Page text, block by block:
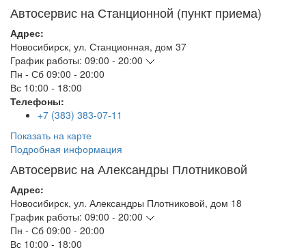
Автосервис на Станционной (пункт приема)
Адрес:
Новосибирск, ул. Станционная, дом 37
График работы: 09:00 - 20:00
Пн - Сб 09:00 - 20:00
Вс 10:00 - 18:00
Телефоны:
+7 (383) 383-07-11
Показать на карте
Подробная информация
Автосервис на Александры Плотниковой
Адрес:
Новосибирск, ул. Александры Плотниковой, дом 18
График работы: 09:00 - 20:00
Пн - Сб 09:00 - 20:00
Вс 10:00 - 18:00